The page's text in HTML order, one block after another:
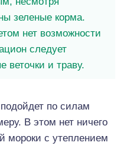
зеленые корма.
нет возможности
следует
веточки и траву.
по силам
В этом нет ничего
мороки с утеплением